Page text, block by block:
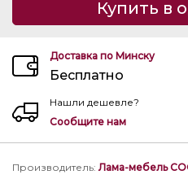
Купить в
Доставка по Минску
Бесплатно
Нашли дешевле?
Сообщите нам
Производитель:Лама-мебель